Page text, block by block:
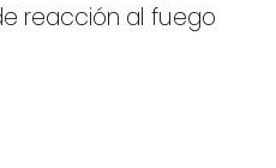
reacción al fuego